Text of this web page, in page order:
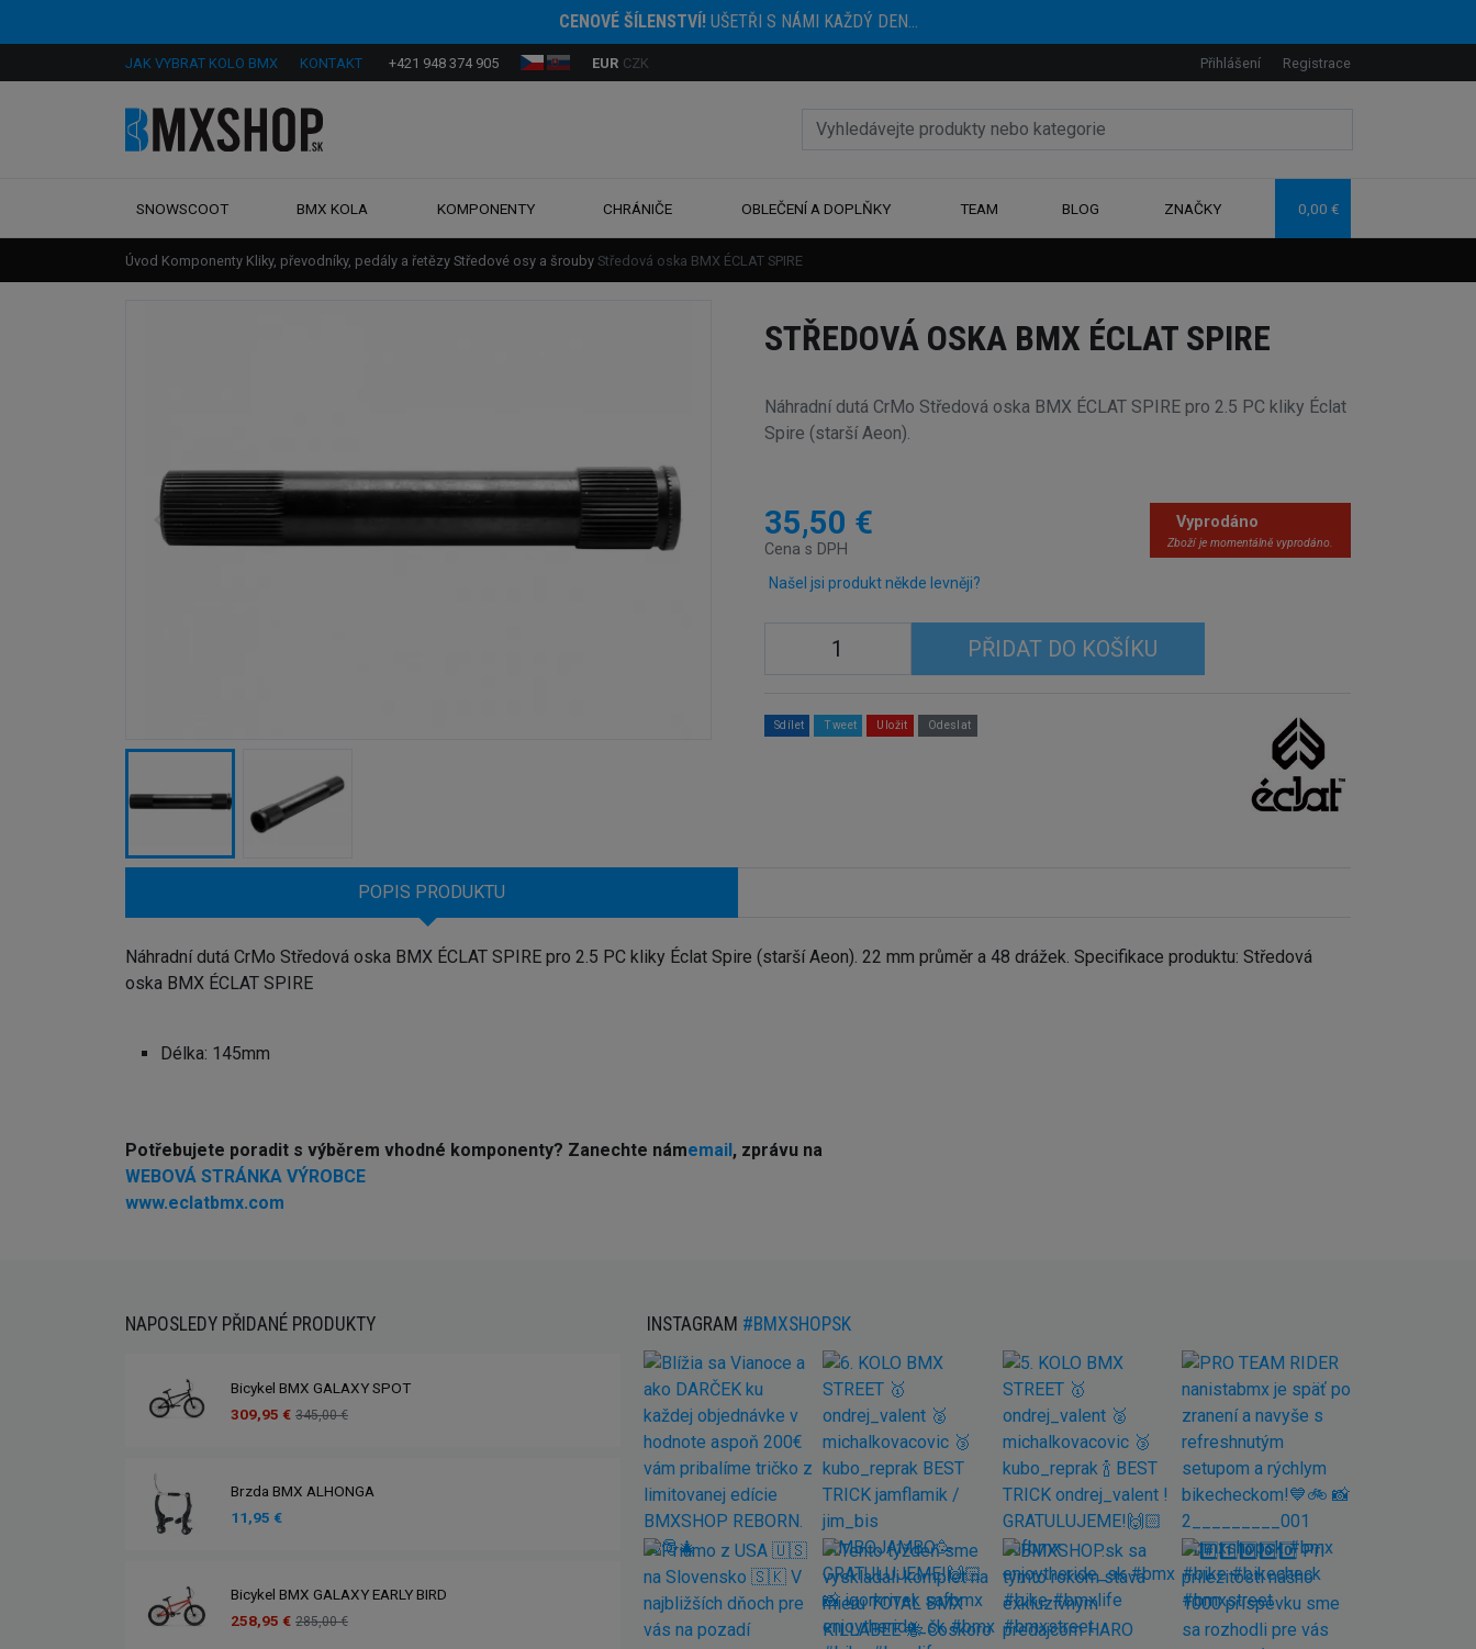
CENOVÉ ŠÍLENSTVÍ!UŠETŘI S NÁMI KAŽDÝ DEN...
JAK VYBRAT KOLO BMX KONTAKT +421 948 374 905 EUR CZK Přihlášení Registrace
SNOWSCOOT BMX KOLA KOMPONENTY CHRÁNIČE OBLEČENÍ A DOPLŇKY TEAM BLOG ZNAČKY 0,00 €
Úvod Komponenty Kliky, převodníky, pedály a řetězy Středové osy a šrouby Středová oska BMX ÉCLAT SPIRE
STŘEDOVÁ OSKA BMX ÉCLAT SPIRE
Náhradní dutá CrMo Středová oska BMX ÉCLAT SPIRE pro 2.5 PC kliky Éclat
Spire (starší Aeon).
35,50 €
Cena s DPH
Vyprodáno
Zboží je momentálně vyprodáno.
Našel jsi produkt někde levněji?
PŘIDAT DO KOŠÍKU
Sdílet Tweet Uložit Odeslat
POPIS PRODUKTU
Náhradní dutá CrMo Středová oska BMX ÉCLAT SPIRE pro 2.5 PC kliky Éclat Spire (starší Aeon). 22 mm průměr a 48 drážek. Specifikace produktu: Středová
oska BMX ÉCLAT SPIRE
Délka: 145mm
Potřebujete poradit s výběrem vhodné komponenty? Zanechte námemail , zprávu na
WEBOVÁ STRÁNKA VÝROBCE
www.eclatbmx.com
NAPOSLEDY PŘIDANÉ PRODUKTY
Bicykel BMX GALAXY SPOT
309,95 € 345,00 €
Brzda BMX ALHONGA
11,95 €
Bicykel BMX GALAXY EARLY BIRD
258,95 € 285,00 €
INSTAGRAM #BMXSHOPSK